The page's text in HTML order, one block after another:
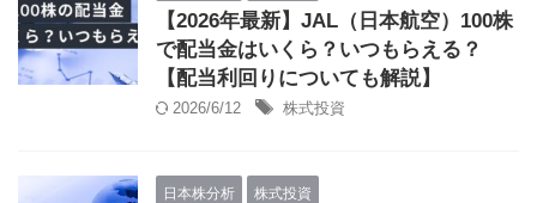
【2026年最新】JAL（日本航空）100株
で配当金はいくら？いつもらえる？
【配当利回りについても解説】
2026/6/12 株式投資
日本株分析 株式投資